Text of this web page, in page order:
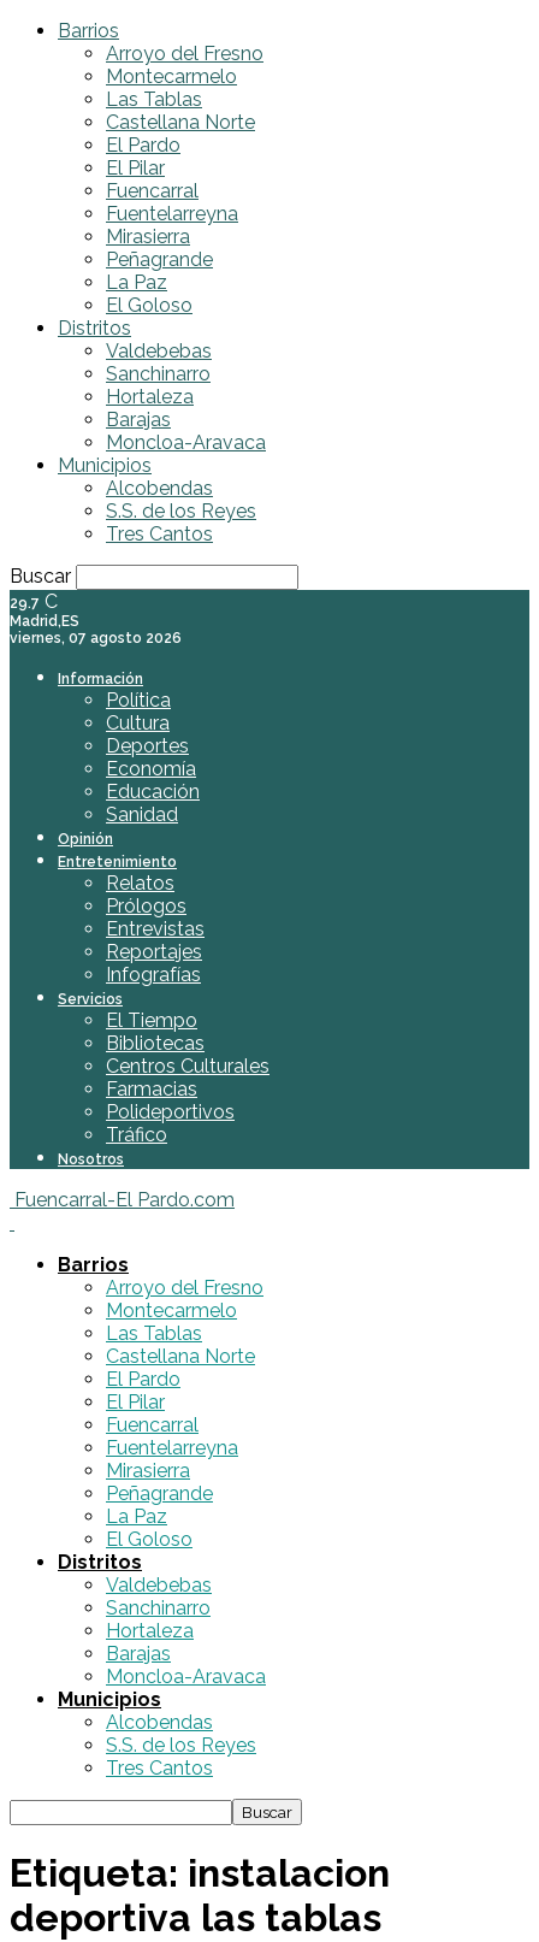
Barrios
Arroyo del Fresno
Montecarmelo
Las Tablas
Castellana Norte
El Pardo
El Pilar
Fuencarral
Fuentelarreyna
Mirasierra
Peñagrande
La Paz
El Goloso
Distritos
Valdebebas
Sanchinarro
Hortaleza
Barajas
Moncloa-Aravaca
Municipios
Alcobendas
S.S. de los Reyes
Tres Cantos
Buscar
29.7 C
Madrid,ES
viernes, 07 agosto 2026
Información
Política
Cultura
Deportes
Economía
Educación
Sanidad
Opinión
Entretenimiento
Relatos
Prólogos
Entrevistas
Reportajes
Infografías
Servicios
El Tiempo
Bibliotecas
Centros Culturales
Farmacias
Polideportivos
Tráfico
Nosotros
Fuencarral-El Pardo.com
Barrios
Arroyo del Fresno
Montecarmelo
Las Tablas
Castellana Norte
El Pardo
El Pilar
Fuencarral
Fuentelarreyna
Mirasierra
Peñagrande
La Paz
El Goloso
Distritos
Valdebebas
Sanchinarro
Hortaleza
Barajas
Moncloa-Aravaca
Municipios
Alcobendas
S.S. de los Reyes
Tres Cantos
Etiqueta: instalacion
deportiva las tablas